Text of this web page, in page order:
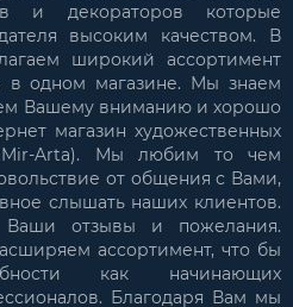
и декораторов которые
высоким качеством. В
широкий ассортимент
в одном магазине. Мы знаем
Вашему вниманию и хорошо
магазин художественных
Arta). Мы любим то чем
от общения с Вами,
слышать наших клиентов.
отзывы и пожелания.
ассортимент, что бы
как начинающих
Благодаря Вам мы